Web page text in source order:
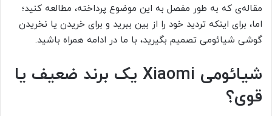
مقاله‌ی که به طور مفصل به این موضوع پرداخته، مطالعه کنید؛
اما، برای اینکه تردید خود را از بین ببرید و برای خریدن یا نخریدن
گوشی شیائومی تصمیم بگیرید، با ما در ادامه همراه باشید.
شیائومی Xiaomi یک برند ضعیف یا
قوی؟